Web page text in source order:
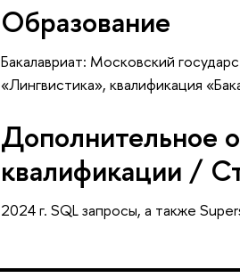
Oбразование
Бакалавриат: Московский
«Лингвистика», квалификация
Дополнительное
квалификации /
2024 г. SQL запросы, а также